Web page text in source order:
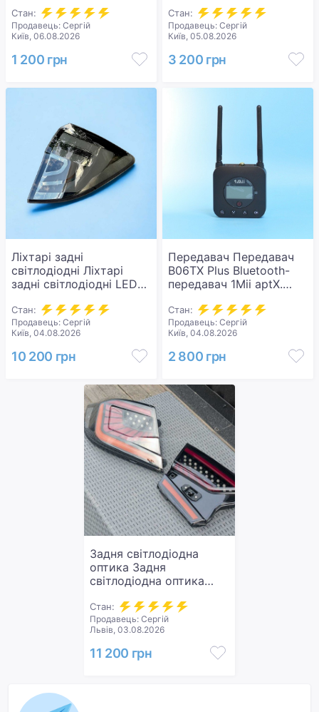
Стан:
Продавець: Сергій
Київ, 06.08.2026
1 200 грн
автоматична з Wi-Fi.
Нова.
Стан:
Продавець: Сергій
Київ, 05.08.2026
3 200 грн
Ліхтарі задні
світлодіодні Ліхтарі
задні світлодіодні LED-
2015 – яскраве
оновлення вашого авто.
Нові.
Стан:
Продавець: Сергій
Київ, 04.08.2026
10 200 грн
Передавач Передавач
B06TX Plus Bluetooth-
передавач 1Mii aptX.
Стан:
Продавець: Сергій
Київ, 04.08.2026
2 800 грн
Задня світлодіодна
оптика Задня
світлодіодна оптика
Honda Accord 10 2018+
Нова.
Стан:
Продавець: Сергій
Львів, 03.08.2026
11 200 грн